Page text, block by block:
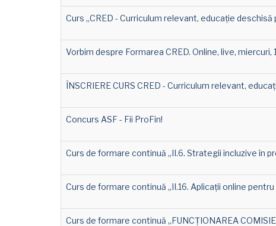
Curs „CRED - Curriculum relevant, educație
Vorbim despre Formarea CRED. Online, live, miercuri,
ÎNSCRIERE CURS CRED - Curriculum relevant,
Concurs ASF - Fii ProFin!
Curs de formare continuă „II.6. Strategii incluzive în
Curs de formare continuă „II.16. Aplicații online
Curs de formare continuă „FUNCȚIONAREA